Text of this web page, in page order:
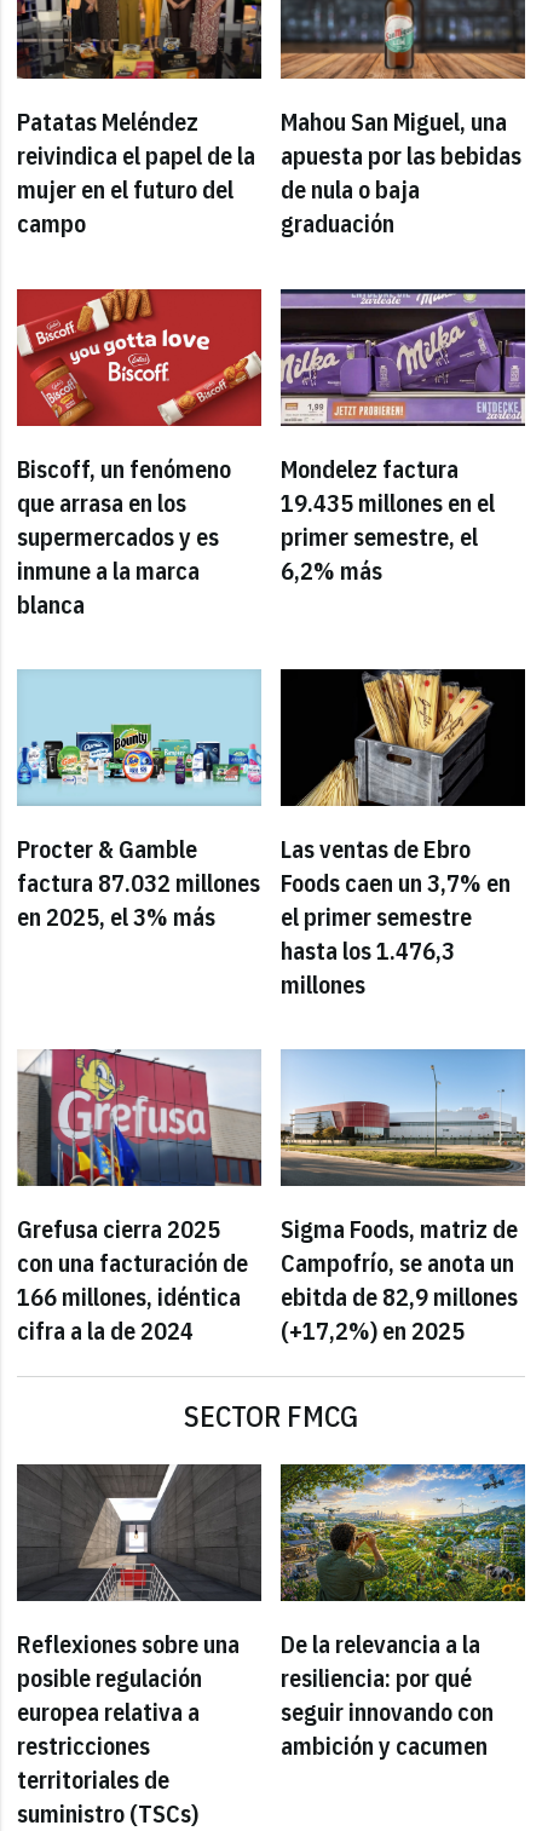
Patatas Meléndez
reivindica el papel de la
mujer en el futuro del
campo
Mahou San Miguel, una
apuesta por las bebidas
de nula o baja
graduación
Biscoff, un fenómeno
que arrasa en los
supermercados y es
inmune a la marca
blanca
Mondelez factura
19.435 millones en el
primer semestre, el
6,2% más
Procter & Gamble
factura 87.032 millones
en 2025, el 3% más
Las ventas de Ebro
Foods caen un 3,7% en
el primer semestre
hasta los 1.476,3
millones
Grefusa cierra 2025
con una facturación de
166 millones, idéntica
cifra a la de 2024
Sigma Foods, matriz de
Campofrío, se anota un
ebitda de 82,9 millones
(+17,2%) en 2025
SECTOR FMCG
Reflexiones sobre una
posible regulación
europea relativa a
restricciones
territoriales de
suministro (TSCs)
De la relevancia a la
resiliencia: por qué
seguir innovando con
ambición y cacumen